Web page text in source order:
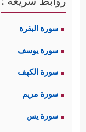
سورة البقرة
سورة يوسف
سورة الكهف
سورة مريم
سورة يس